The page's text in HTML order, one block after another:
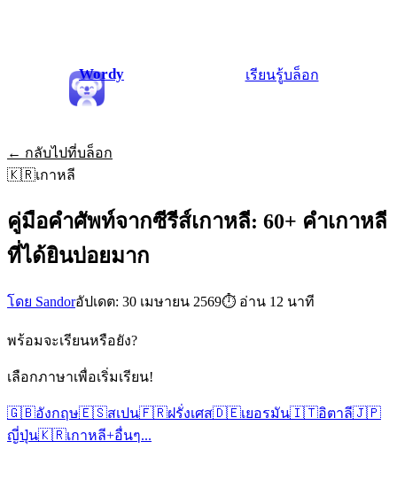
Wordy เรียนรู้บล็อก
← กลับไปที่บล็อก
🇰🇷เกาหลี
คู่มือคำศัพท์จากซีรีส์เกาหลี: 60+ คำเกาหลี
ที่ได้ยินบ่อยมาก
โดย Sandorอัปเดต: 30 เมษายน 2569⏱ อ่าน 12 นาที
พร้อมจะเรียนหรือยัง?
เลือกภาษาเพื่อเริ่มเรียน!
🇬🇧อังกฤษ🇪🇸สเปน🇫🇷ฝรั่งเศส🇩🇪เยอรมัน🇮🇹อิตาลี🇯🇵
ญี่ปุ่น🇰🇷เกาหลี+อื่นๆ...